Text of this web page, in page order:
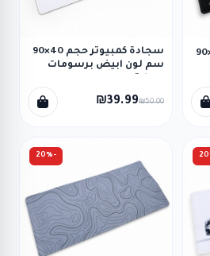
سجادة كمبيوتر حجم 40×90
سجادة كمبيوتر حجم 40×90
سم لون ابيض برسومات
₪39.99₪50.00
-20%